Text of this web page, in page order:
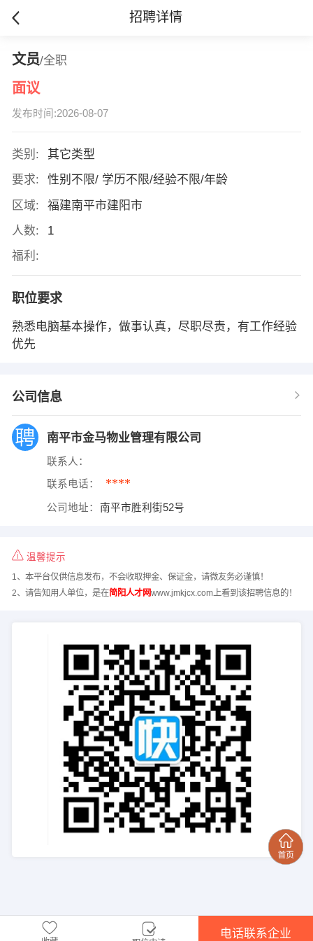
招聘详情
文员/全职
面议
发布时间:2026-08-07
类别:
其它类型
要求:
性别不限/ 学历不限/经验不限/年龄
区域:
福建南平市建阳市
人数:
1
福利:
职位要求
熟悉电脑基本操作，做事认真，尽职尽责，有工作经验
优先
公司信息
南平市金马物业管理有限公司
联系人：
联系电话： ****
公司地址： 南平市胜利街52号
温馨提示
1、本平台仅供信息发布，不会收取押金、保证金，请微友务必谨慎！
2、请告知用人单位，是在简阳人才网www.jmkjcx.com上看到该招聘信息的！
电话联系企业